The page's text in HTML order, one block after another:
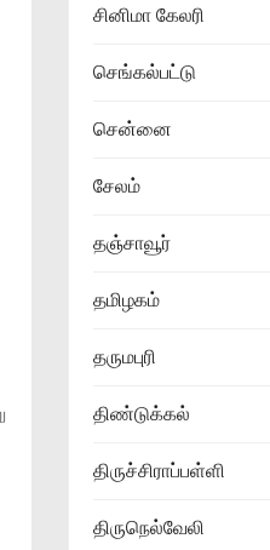
சினிமா கேலரி
செங்கல்பட்டு
சென்னை
சேலம்
தஞ்சாவூர்
தமிழகம்
தருமபுரி
திண்டுக்கல்
திருச்சிராப்பள்ளி
திருநெல்வேலி